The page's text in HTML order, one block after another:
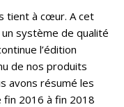
tient à cœur. A cet
système de qualité
l’édition
de nos produits
avons résumé les
2016 à fin 2018